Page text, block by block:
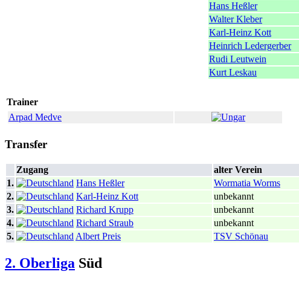
Hans Heßler
Walter Kleber
Karl-Heinz Kott
Heinrich Ledergerber
Rudi Leutwein
Kurt Leskau
Trainer
Arpad Medve
Transfer
Zugang alter Verein
1.
Hans Heßler Wormatia Worms
2.
Karl-Heinz Kott unbekannt
3.
Richard Krupp unbekannt
4.
Richard Straub unbekannt
5.
Albert Preis TSV Schönau
2. Oberliga Süd